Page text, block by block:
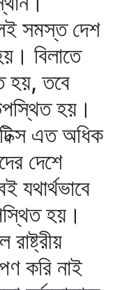
সমস্ত দেশ
বিলাতে
হয়, তবে
হয়।
এত অধিক
দেশে
যথার্থভাবে
হয়।
করি নাই